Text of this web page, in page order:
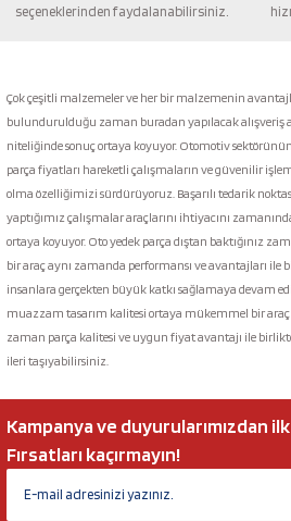
Gönder
seçeneklerinden faydalanabilirsiniz.
Çok çeşitli malzemeler ve her bir malzemenin
bulundurulduğu zaman buradan yapılacak alışveriş
niteliğinde sonuç ortaya koyuyor. Otomotiv
parça fiyatları hareketli çalışmaların ve güvenilir
olma özelliğimizi sürdürüyoruz. Başarılı tedarik
yaptığımız çalışmalar araçlarını ihtiyacını
ortaya koyuyor. Oto yedek parça dıştan baktığınız
bir araç aynı zamanda performansı ve avantajları
insanlara gerçekten büyük katkı sağlamaya devam
muazzam tasarım kalitesi ortaya mükemmel bir
zaman parça kalitesi ve uygun fiyat avantajı ile
ileri taşıyabilirsiniz.
Kampanya ve duyurularımızdan
Fırsatları kaçırmayın!